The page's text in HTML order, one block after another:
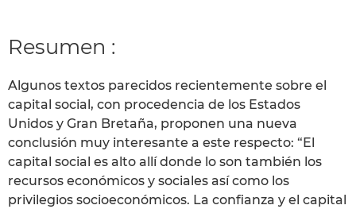
Resumen :
Algunos textos parecidos recientemente sobre el
capital social, con procedencia de los Estados
Unidos y Gran Bretaña, proponen una nueva
conclusión muy interesante a este respecto: “El
capital social es alto allí donde lo son también los
recursos económicos y sociales así como los
privilegios socioeconómicos. La confianza y el capital